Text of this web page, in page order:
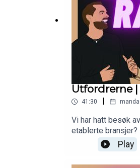
Utfordrerne
41:30 |
Vi har hatt besøk
etablerte
modell er moden
moderne
Play